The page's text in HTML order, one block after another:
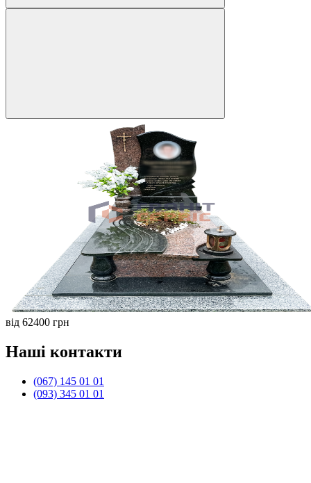
від 62400 грн
Наші контакти
(067) 145 01 01
(093) 345 01 01